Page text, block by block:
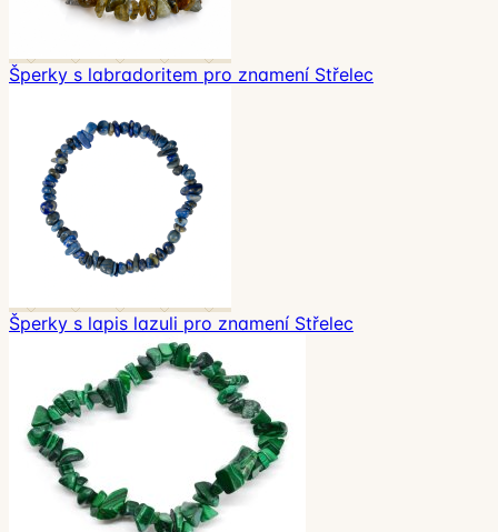
Šperky s labradoritem pro znamení Střelec
Šperky s lapis lazuli pro znamení Střelec